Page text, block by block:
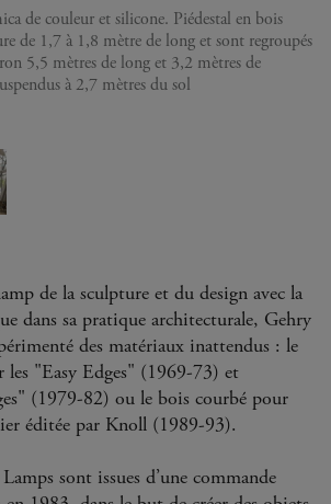
de couleur et silicone. Piédestal en bois
de 1,7 à 1,8 mètre de long et sont regroupés
5,5 mètres de long et 3,2 mètres de
à 2,7 mètres du sol
de la sculpture et du design avec la
dans sa pratique architecturale, Gehry
des matériaux inattendus : le
"Easy Edges" (1969-73) et
(1979-82) ou le bois courbé pour
éditée par Knoll (1989-93).
sont issues d’une commande